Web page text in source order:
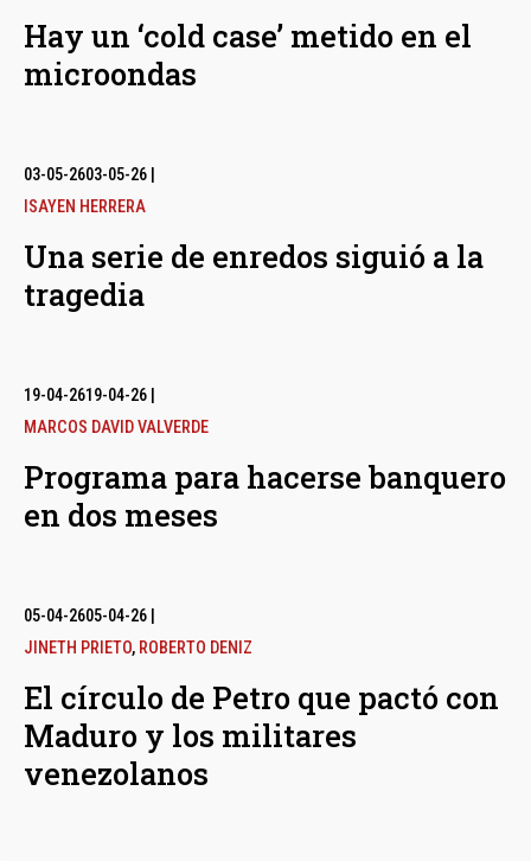
Hay un ‘cold case’ metido en el
microondas
03-05-2603-05-26
ISAYEN HERRERA
Una serie de enredos siguió a la
tragedia
19-04-2619-04-26
MARCOS DAVID VALVERDE
Programa para hacerse banquero
en dos meses
05-04-2605-04-26
JINETH PRIETO, ROBERTO DENIZ
El círculo de Petro que pactó con
Maduro y los militares
venezolanos